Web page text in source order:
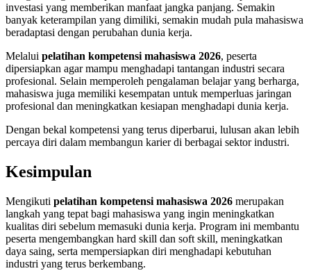
investasi yang memberikan manfaat jangka panjang. Semakin
banyak keterampilan yang dimiliki, semakin mudah pula mahasiswa
beradaptasi dengan perubahan dunia kerja.
Melalui pelatihan kompetensi mahasiswa 2026, peserta
dipersiapkan agar mampu menghadapi tantangan industri secara
profesional. Selain memperoleh pengalaman belajar yang berharga,
mahasiswa juga memiliki kesempatan untuk memperluas jaringan
profesional dan meningkatkan kesiapan menghadapi dunia kerja.
Dengan bekal kompetensi yang terus diperbarui, lulusan akan lebih
percaya diri dalam membangun karier di berbagai sektor industri.
Kesimpulan
Mengikuti pelatihan kompetensi mahasiswa 2026 merupakan
langkah yang tepat bagi mahasiswa yang ingin meningkatkan
kualitas diri sebelum memasuki dunia kerja. Program ini membantu
peserta mengembangkan hard skill dan soft skill, meningkatkan
daya saing, serta mempersiapkan diri menghadapi kebutuhan
industri yang terus berkembang.